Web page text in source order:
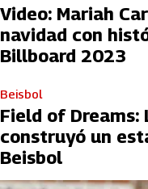
Video: Mariah
navidad con
Billboard 2023
Beisbol
Field of Dreams:
construyó un
Beisbol